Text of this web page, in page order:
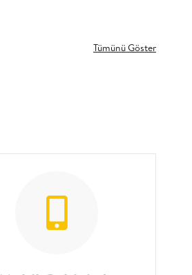
Tümünü Göster